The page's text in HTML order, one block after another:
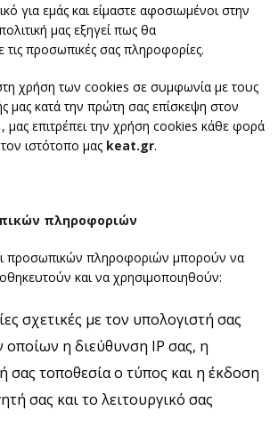
για εμάς και είμαστε αφοσιωμένοι στην
μας εξηγεί πως θα
προσωπικές σας πληροφορίες.
χρήση των cookies σε συμφωνία με τους
μας κατά την πρώτη σας επίσκεψη στον
, μας επιτρέπει την χρήση cookies κάθε φορά
ιστότοπο μας keat.gr.
πληροφοριών
προσωπικών πληροφοριών μπορούν να
και να χρησιμοποιηθούν:
σχετικές με τον υπολογιστή σας
οποίων η διεύθυνση IP σας, η
σας τοποθεσία ο τύπος και η έκδοση
σας και το λειτουργικό σας